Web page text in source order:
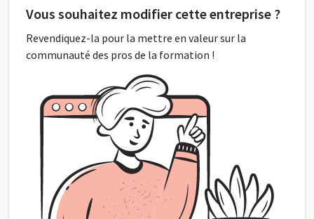
Vous souhaitez modifier cette entreprise ?
Revendiquez-la pour la mettre en valeur sur la
communauté des pros de la formation !